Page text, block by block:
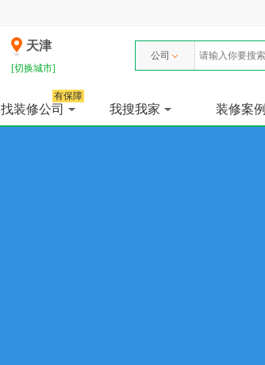
天津
[切换城市]
公司
找装修公司
有保障
我搜我家 装修案例